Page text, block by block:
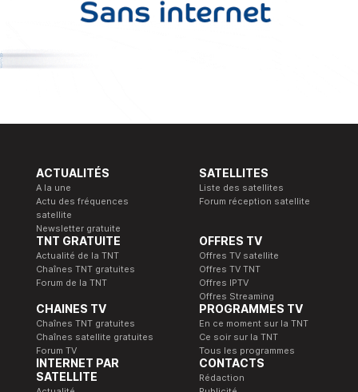
ACTUALITÉS
A la une
Actu des fréquences
satellite
Newsletter gratuite
SATELLITES
Liste des satellites
Forum réception satellite
TNT GRATUITE
Actualité de la TNT
Chaînes TNT gratuites
Forum de la TNT
OFFRES TV
Offres TV satellite
Offres TV TNT
Offres IPTV
Offres Streaming
CHAINES TV
Chaînes TNT gratuites
Chaînes satellite gratuites
Forum TV
PROGRAMMES TV
En ce moment sur la TNT
Ce soir sur la TNT
Tous les programmes
INTERNET PAR
SATELLITE
CONTACTS
Rédaction